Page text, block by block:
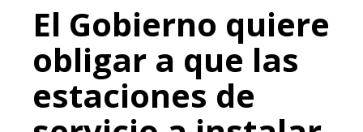
El Gobierno quiere
obligar a que las
estaciones de